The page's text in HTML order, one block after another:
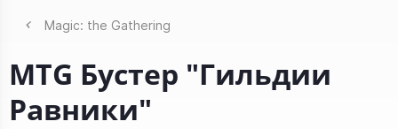
Magic: the Gathering
MTG Бустер "Гильдии
Равники"